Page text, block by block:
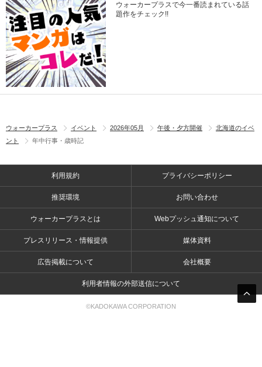
ウォーカープラスで今一番読まれている話
題作をチェック!!
ウォーカープラス イベント 2026年05月 午後・夕方開催
北海道のイベ
ント
年中行事・歳時記
利用規約 プライバシーポリシー
推奨環境 お問い合わせ
ウォーカープラスとは Webプッシュ通知について
プレスリリース・情報提供 媒体資料
広告掲載について 会社概要
利用者情報の外部送信について
©KADOKAWA CORPORATION